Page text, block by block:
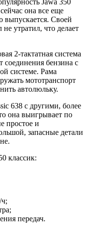
Jаwa 350
она все еще
выпускается. Своей
утратил, что делает
2-тактатная система
соединения бензина с
системе. Рама
мототранспорт
автолюльку.
638 с другими, более
она выигрывает по
простое и
запасные детали
классик:
передач.